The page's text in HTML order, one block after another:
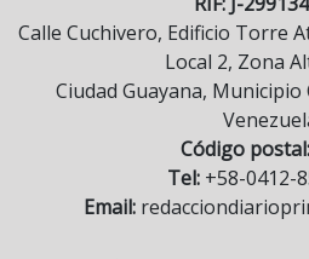
Calle Cuchivero, Edificio Torre
Local 2, Zona
Ciudad Guayana, Municipio
Código postal:
Tel:+58-0412-
Email: